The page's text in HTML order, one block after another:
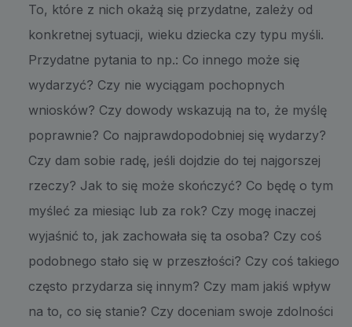
To, które z nich okażą się przydatne, zależy od
konkretnej sytuacji, wieku dziecka czy typu myśli.
Przydatne pytania to np.: Co innego może się
wydarzyć? Czy nie wyciągam pochopnych
wniosków? Czy dowody wskazują na to, że myślę
poprawnie? Co najprawdopodobniej się wydarzy?
Czy dam sobie radę, jeśli dojdzie do tej najgorszej
rzeczy? Jak to się może skończyć? Co będę o tym
myśleć za miesiąc lub za rok? Czy mogę inaczej
wyjaśnić to, jak zachowała się ta osoba? Czy coś
podobnego stało się w przeszłości? Czy coś takiego
często przydarza się innym? Czy mam jakiś wpływ
na to, co się stanie? Czy doceniam swoje zdolności